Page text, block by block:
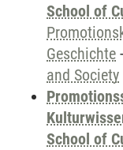
School of
Geschichte -
and Society
School of